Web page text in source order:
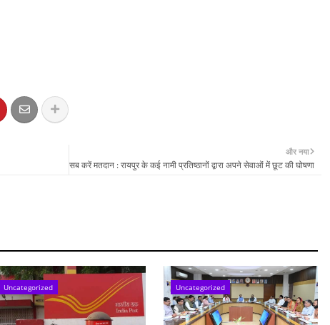
और नया
सब करें मतदान : रायपुर के कई नामी प्रतिष्ठानों द्वारा अपने सेवाओं में छूट की घोषणा
Uncategorized Uncategorized